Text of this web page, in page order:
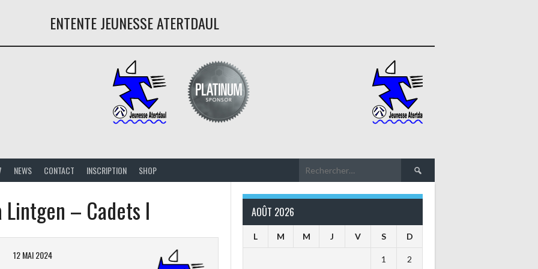
ENTENTE JEUNESSE ATERTDAUL
NEWS CONTACT INSCRIPTION SHOP Rechercher :
Lintgen – Cadets I
12 MAI 2024
AOÛT 2026
L M M J V S D
1 2